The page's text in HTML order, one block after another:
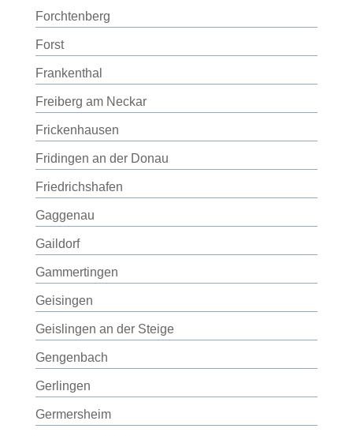
Forchtenberg
Forst
Frankenthal
Freiberg am Neckar
Frickenhausen
Fridingen an der Donau
Friedrichshafen
Gaggenau
Gaildorf
Gammertingen
Geisingen
Geislingen an der Steige
Gengenbach
Gerlingen
Germersheim